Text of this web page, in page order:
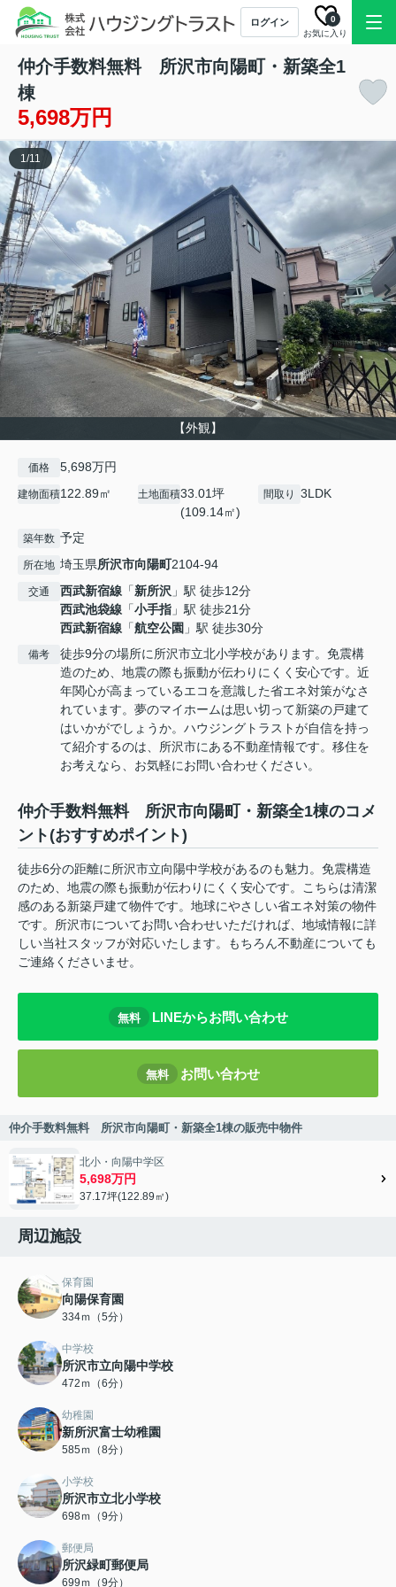
ログイン
お気に入り
0
仲介手数料無料 所沢市向陽町・新築全1
棟
5,698万円
【外観】
1/11
価格 5,698万円
建物面積122.89㎡ 土地面積33.01坪
(109.14㎡)
間取り 3LDK
築年数 予定
所在地 埼玉県所沢市向陽町2104-94
交通 西武新宿線 「新所沢 」駅 徒歩12分
西武池袋線 「小手指 」駅 徒歩21分
西武新宿線 「航空公園 」駅 徒歩30分
備考
徒歩9分の場所に所沢市立北小学校があります。免震構
造のため、地震の際も振動が伝わりにくく安心です。近
年関心が高まっているエコを意識した省エネ対策がなさ
れています。夢のマイホームは思い切って新築の戸建て
はいかがでしょうか。ハウジングトラストが自信を持っ
て紹介するのは、所沢市にある不動産情報です。移住を
お考えなら、お気軽にお問い合わせください。
仲介手数料無料 所沢市向陽町・新築全1棟のコメ
ント(おすすめポイント)
徒歩6分の距離に所沢市立向陽中学校があるのも魅力。免震構造
のため、地震の際も振動が伝わりにくく安心です。こちらは清潔
感のある新築戸建て物件です。地球にやさしい省エネ対策の物件
です。所沢市についてお問い合わせいただければ、地域情報に詳
しい当社スタッフが対応いたします。もちろん不動産についても
ご連絡くださいませ。
無料 LINEからお問い合わせ
無料 お問い合わせ
仲介手数料無料 所沢市向陽町・新築全1棟の販売中物件
北小・向陽中学区
5,698万円
37.17坪(122.89㎡)
周辺施設
保育園
向陽保育園
334ｍ（5分）
中学校
所沢市立向陽中学校
472ｍ（6分）
幼稚園
新所沢富士幼稚園
585ｍ（8分）
小学校
所沢市立北小学校
698ｍ（9分）
郵便局
所沢緑町郵便局
699ｍ（9分）